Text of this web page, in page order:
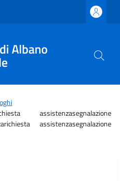
Albano
assistenzasegnalazione
assistenzasegnalazione